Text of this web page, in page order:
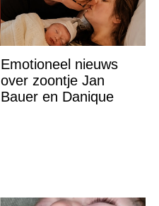
Emotioneel nieuws
over zoontje Jan
Bauer en Danique